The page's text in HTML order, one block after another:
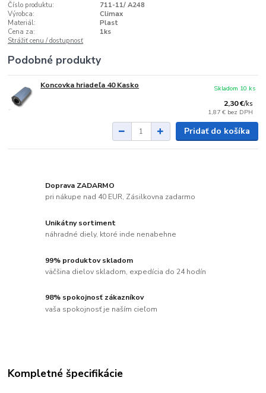
Číslo produktu:
711-11/ A248
Výrobca:
Climax
Materiál:
Plast
Cena za:
1ks
Strážiť cenu / dostupnosť
Podobné produkty
Koncovka hriadeľa 40 Kasko
2,30 €/ks
1,87 € bez DPH
Skladom 10 ks
Pridať do košíka
Doprava ZADARMO
pri nákupe nad 40 EUR, Zásilkovna zadarmo
Unikátny sortiment
náhradné diely, ktoré inde nenabehne
99% produktov skladom
väčšina dielov skladom, expedícia do 24 hodín
98% spokojnosť zákazníkov
vaša spokojnosť je naším cieľom
Kompletné špecifikácie